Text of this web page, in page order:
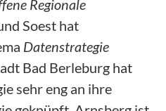
Regionale
Soest hat
Datenstrategie
Bad Berleburg hat
sehr eng an ihre